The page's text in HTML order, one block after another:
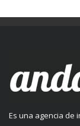
Es una agencia de